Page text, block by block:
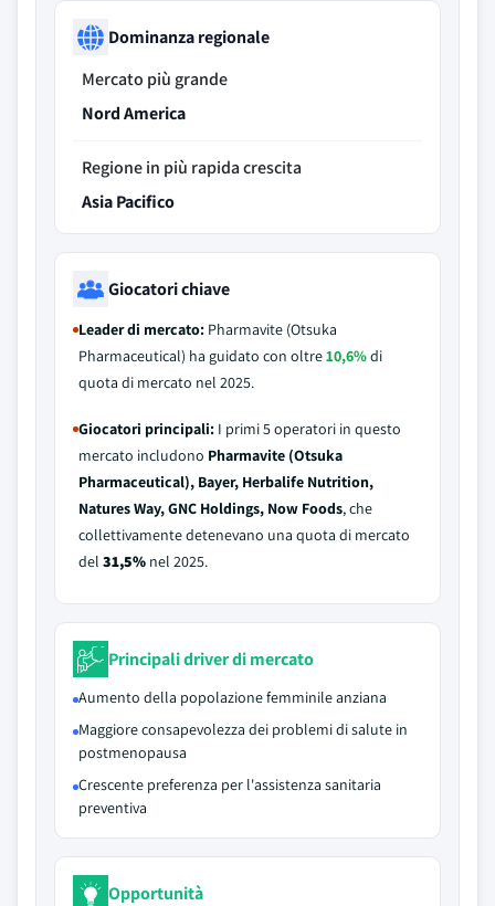
Dominanza regionale
Mercato più grande
Nord America
Regione in più rapida crescita
Asia Pacifico
Giocatori chiave
Leader di mercato: Pharmavite (Otsuka
Pharmaceutical) ha guidato con oltre10,6%di
quota di mercato nel 2025.
Giocatori principali: I primi 5 operatori in questo
mercato includono Pharmavite (Otsuka
Pharmaceutical), Bayer, Herbalife Nutrition,
Natures Way, GNC Holdings, Now Foods, che
collettivamente detenevano una quota di mercato
del 31,5% nel 2025.
Principali driver di mercato
Aumento della popolazione femminile anziana
Maggiore consapevolezza dei problemi di salute in
postmenopausa
Crescente preferenza per l'assistenza sanitaria
preventiva
Opportunità